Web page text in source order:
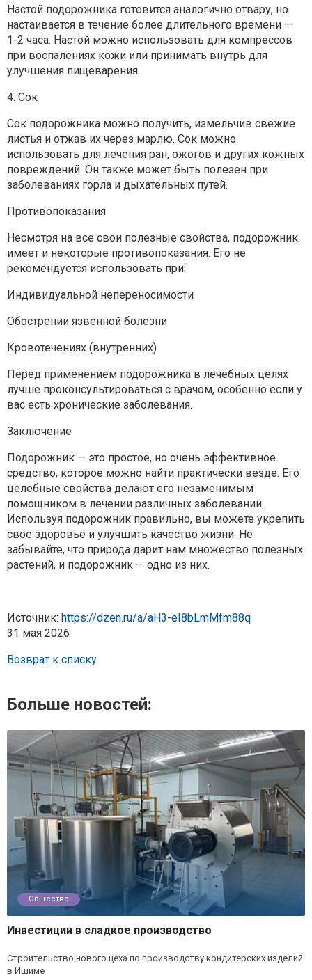
Настой подорожника готовится аналогично отвару, но
настаивается в течение более длительного времени —
1-2 часа. Настой можно использовать для компрессов
при воспалениях кожи или принимать внутрь для
улучшения пищеварения.
4. Сок
Сок подорожника можно получить, измельчив свежие
листья и отжав их через марлю. Сок можно
использовать для лечения ран, ожогов и других кожных
повреждений. Он также может быть полезен при
заболеваниях горла и дыхательных путей.
Противопоказания
Несмотря на все свои полезные свойства, подорожник
имеет и некоторые противопоказания. Его не
рекомендуется использовать при:
Индивидуальной непереносимости
Обострении язвенной болезни
Кровотечениях (внутренних)
Перед применением подорожника в лечебных целях
лучше проконсультироваться с врачом, особенно если у
вас есть хронические заболевания.
Заключение
Подорожник — это простое, но очень эффективное
средство, которое можно найти практически везде. Его
целебные свойства делают его незаменимым
помощником в лечении различных заболеваний.
Используя подорожник правильно, вы можете укрепить
свое здоровье и улучшить качество жизни. Не
забывайте, что природа дарит нам множество полезных
растений, и подорожник — одно из них.
Источник: https://dzen.ru/a/aH3-eI8bLmMfm88q
31 мая 2026
Возврат к списку
Больше новостей:
Общество
Инвестиции в сладкое производство
Строительство нового цеха по производству кондитерских изделий
в Ишиме